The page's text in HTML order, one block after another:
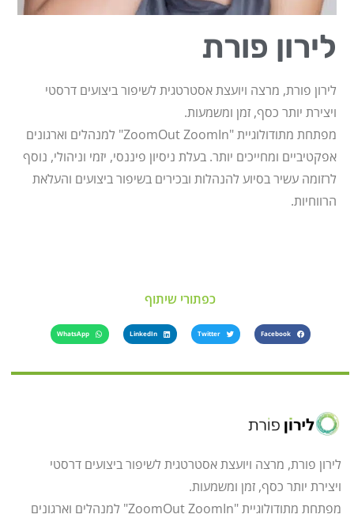
לירון פורת
לירון פורת, מרצה ויועצת אסטרטגית לשיפור ביצועים דרסטי
ויצירת יותר כסף, זמן ומשמעות.
מפתחת מתודולוגיית "ZoomOut ZoomIn" למנהלים וארגונים
אפקטיביים ומחייכים יותר. בעלת ניסיון פיננסי, יזמי וניהולי, נוסף
לרזומה עשיר בסיוע להנהלות ובכירים בשיפור ביצועים והעלאת
הרווחיות.
כפתורי שיתוף
Facebook
Twitter
LinkedIn
WhatsApp
לירון פורת, מרצה ויועצת אסטרטגית לשיפור ביצועים דרסטי
ויצירת יותר כסף, זמן ומשמעות.
מפתחת מתודולוגיית "ZoomOut ZoomIn" למנהלים וארגונים